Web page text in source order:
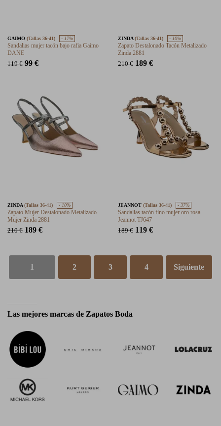
GAIMO (Tallas 36-41) - 17%
Sandalias mujer tacón bajo rafia Gaimo
DANE
119 € 99 €
ZINDA(Tallas 36-41) - 10%
Zapato Destalonado Tacón Metalizado
Zinda 2881
210 € 189 €
ZINDA(Tallas 36-41) - 10%
Zapato Mujer Destalonado Metalizado
Mujer Zinda 2881
210 € 189 €
JEANNOT (Tallas 36-41) - 37%
Sandalias tacón fino mujer oro rosa
Jeannot TJ647
189 € 119 €
1 2 3 4 Siguiente
Las mejores marcas de Zapatos Boda